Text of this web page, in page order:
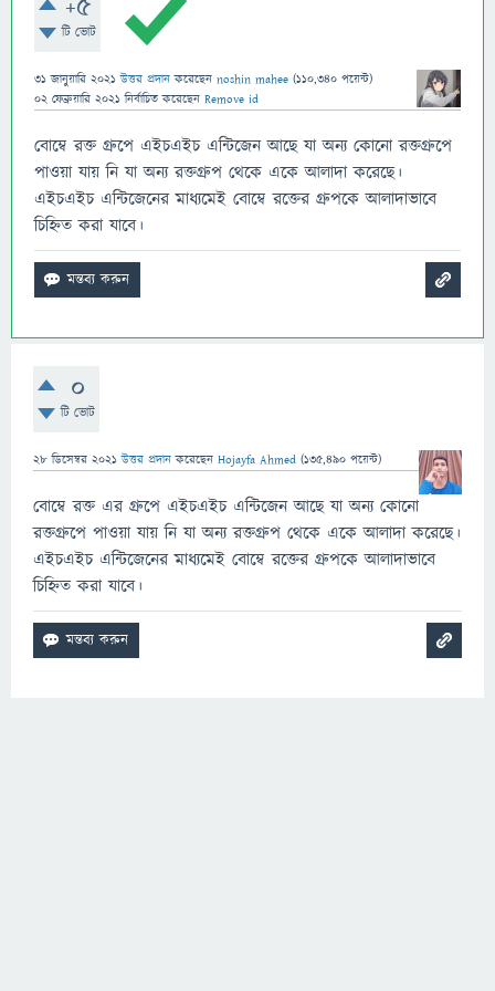
+5
টি ভোট
31 জানুয়ারি 2021 উত্তর প্রদান করেছেন noshin mahee (110,340 পয়েন্ট)
02 ফেব্রুয়ারি 2021 নির্বাচিত করেছেন Remove id
বোম্বে রক্ত গ্রুপে এইচএইচ এন্টিজেন আছে যা অন্য কোনো রক্তগ্রুপে
পাওয়া যায় নি যা অন্য রক্তগ্রুপ থেকে একে আলাদা করেছে।
এইচএইচ এন্টিজেনের মাধ্যমেই বোম্বে রক্তের গ্রুপকে আলাদাভাবে
চিহ্নিত করা যাবে।
0
টি ভোট
28 ডিসেম্বর 2021 উত্তর প্রদান করেছেন Hojayfa Ahmed (135,490 পয়েন্ট)
বোম্বে রক্ত এর গ্রুপে এইচএইচ এন্টিজেন আছে যা অন্য কোনো
রক্তগ্রুপে পাওয়া যায় নি যা অন্য রক্তগ্রুপ থেকে একে আলাদা করেছে।
এইচএইচ এন্টিজেনের মাধ্যমেই বোম্বে রক্তের গ্রুপকে আলাদাভাবে
চিহ্নিত করা যাবে।